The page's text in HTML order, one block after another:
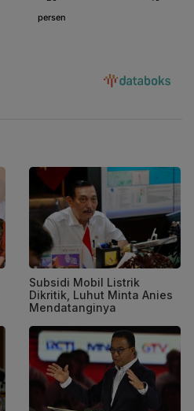
Subsidi Mobil Listrik
Dikritik, Luhut Minta Anies
Mendatanginya